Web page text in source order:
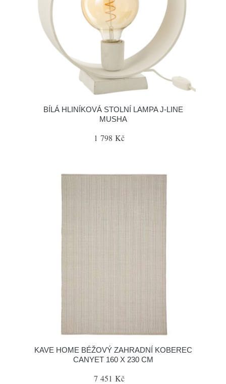
BÍLÁ HLINÍKOVÁ STOLNÍ LAMPA J-LINE
MUSHA
1 798 Kč
KAVE HOME BÉŽOVÝ ZAHRADNÍ KOBEREC
CANYET 160 X 230 CM
7 451 Kč